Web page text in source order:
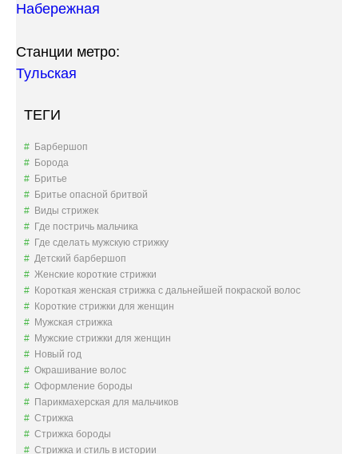
Набережная
Станции метро:
Тульская
ТЕГИ
Барбершоп
Борода
Бритье
Бритье опасной бритвой
Виды стрижек
Где постричь мальчика
Где сделать мужскую стрижку
Детский барбершоп
Женские короткие стрижки
Короткая женская стрижка с дальнейшей покраской волос
Короткие стрижки для женщин
Мужская стрижка
Мужские стрижки для женщин
Новый год
Окрашивание волос
Оформление бороды
Парикмахерская для мальчиков
Стрижка
Стрижка бороды
Стрижка и стиль в истории